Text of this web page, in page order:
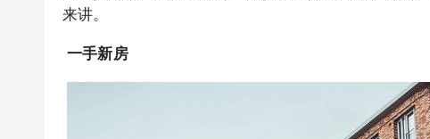
来讲。
一手新房